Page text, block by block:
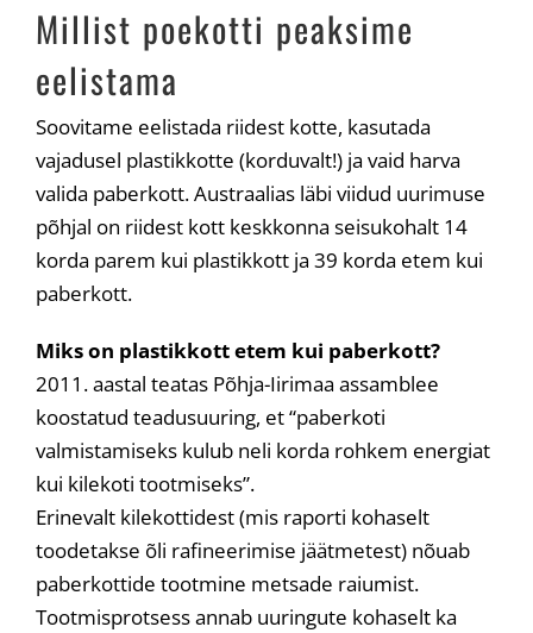
Millist poekotti peaksime
eelistama
Soovitame eelistada riidest kotte, kasutada
vajadusel plastikkotte (korduvalt!) ja vaid harva
valida paberkott. Austraalias läbi viidud uurimuse
põhjal on riidest kott keskkonna seisukohalt 14
korda parem kui plastikkott ja 39 korda etem kui
paberkott.
Miks on plastikkott etem kui paberkott?
2011. aastal teatas Põhja-Iirimaa assamblee
koostatud teadusuuring, et “paberkoti
valmistamiseks kulub neli korda rohkem energiat
kui kilekoti tootmiseks”.
Erinevalt kilekottidest (mis raporti kohaselt
toodetakse õli rafineerimise jäätmetest) nõuab
paberkottide tootmine metsade raiumist.
Tootmisprotsess annab uuringute kohaselt ka